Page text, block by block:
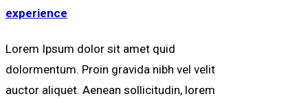
experience
Lorem Ipsum dolor sit amet quid
dolormentum. Proin gravida nibh vel velit
auctor aliquet. Aenean sollicitudin, lorem